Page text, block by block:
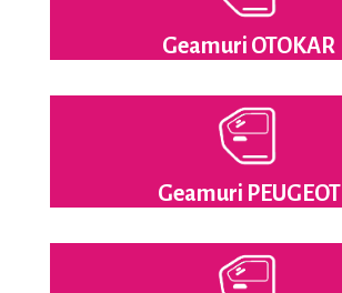
Geamuri OTOKAR
Geamuri PEUGEOT